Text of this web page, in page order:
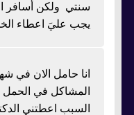
سنتي ولكن أسافر
يجب عليَ اعطاء
انا حامل الان في
المشاكل في الحمل